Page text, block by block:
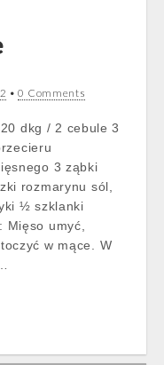
•0 Comments
dkg / 2 cebule 3
3 ząbki
rozmarynu sól,
½ szklanki
umyć,
w mące. W